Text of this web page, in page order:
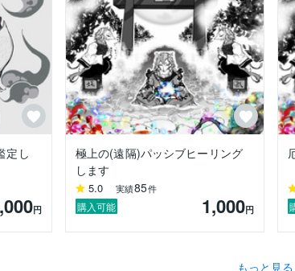
の力を自分だけに留めておくべきではない」と諭さ
ます。
』のメッセージを正しくお伝えできる。
してわずか1ヶ月でプラチナランクを獲得し、現在も維
者様から多くの感謝の言葉をいただいております。
の方に確かな信頼と安心をお届けできるよう、精進し
定し
円
極上の(遠隔)パッシブヒーリング
します
5.0 実績85件
購入可能 1,000円
もっと見る